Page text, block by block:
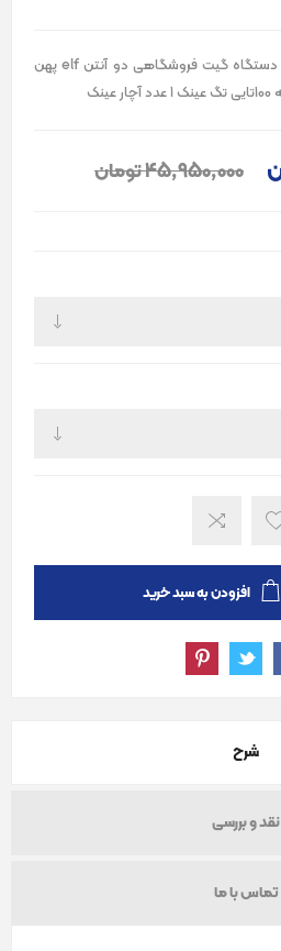
شامل اقلام ذیر می باشد : یک دستگاه گیت فروشگاهی دو آنتن elf پهن
45٬950٬000 تومان
افزودن به سبد خرید
شرح
نقد و بررسی
تماس با ما